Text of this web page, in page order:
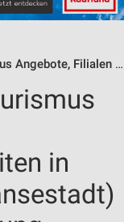
Filialen & Öffnungszeiten
in